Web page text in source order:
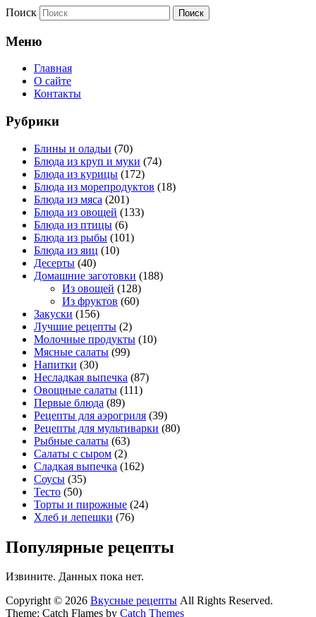
Поиск
Меню
Главная
О сайте
Контакты
Рубрики
Блины и оладьи (70)
Блюда из круп и муки (74)
Блюда из курицы (172)
Блюда из морепродуктов (18)
Блюда из мяса (201)
Блюда из овощей (133)
Блюда из птицы (6)
Блюда из рыбы (101)
Блюда из яиц (10)
Десерты (40)
Домашние заготовки (188)
Из овощей (128)
Из фруктов (60)
Закуски (156)
Лучшие рецепты (2)
Молочные продукты (10)
Мясные салаты (99)
Напитки (30)
Несладкая выпечка (87)
Овощные салаты (111)
Первые блюда (89)
Рецепты для аэрогриля (39)
Рецепты для мультиварки (80)
Рыбные салаты (63)
Салаты с сыром (2)
Сладкая выпечка (162)
Соусы (35)
Тесто (50)
Торты и пирожные (24)
Хлеб и лепешки (76)
Популярные рецепты
Извините. Данных пока нет.
Copyright © 2026 Вкусные рецепты All Rights Reserved.
Theme: Catch Flames by Catch Themes